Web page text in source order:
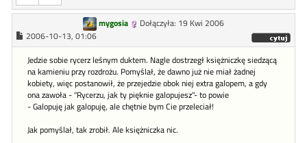
mygosia
Dołączyła: 19 Kwi 2006
2006-10-13, 01:06
Jedzie sobie rycerz leśnym duktem. Nagle dostrzegł księżniczkę siedzącą
na kamieniu przy rozdrożu. Pomyślał, że dawno już nie miał żadnej
kobiety, więc postanowił, że przejedzie obok niej extra galopem, a gdy
ona zawoła - "Rycerzu, jak ty pięknie galopujesz"- to powie
- Galopuję jak galopuję, ale chętnie bym Cie przeleciał!
Jak pomyślał, tak zrobił. Ale księżniczka nic.